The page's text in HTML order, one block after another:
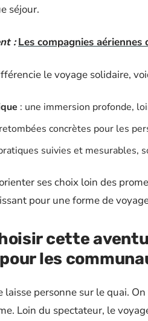
séjour.
: Les compagnies
le voyage solidaire,
: une immersion profonde,
concrètes pour les
suivies et mesurables,
ses choix loin des
pour une forme de
cette
les
laisse personne sur le quai.
Loin du spectateur, le